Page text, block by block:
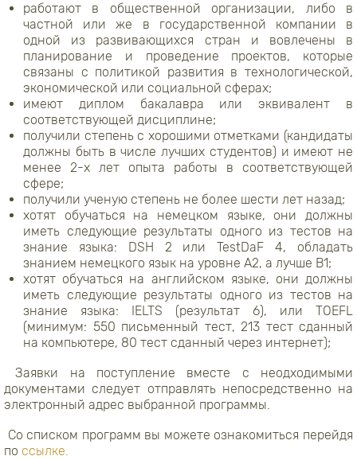
работают в общественной организации, либо в
частной или же в государственной компании в
одной из развивающихся стран и вовлечены в
планирование и проведение проектов, которые
связаны с политикой развития в технологической,
экономической или социальной сферах;
имеют диплом бакалавра или эквивалент в
соответствующей дисциплине;
получили степень с хорошими отметками (кандидаты
должны быть в числе лучших студентов) и имеют не
менее 2-х лет опыта работы в соответствующей
сфере;
получили ученую степень не более шести лет назад;
хотят обучаться на немецком языке, они должны
иметь следующие результаты одного из тестов на
знание языка: DSH 2 или TestDaF 4, обладать
знанием немецкого язык на уровне А2, а лучше В1;
хотят обучаться на английском языке, они должны
иметь следующие результаты одного из тестов на
знание языка: IELTS (результат 6), или TOEFL
(минимум: 550 письменный тест, 213 тест сданный
на компьютере, 80 тест сданный через интернет);
Заявки на поступление вместе с неодходимыми
документами следует отправлять непосредственно на
электронный адрес выбранной программы.
Со списком программ вы можете ознакомиться перейдя
по ссылке.